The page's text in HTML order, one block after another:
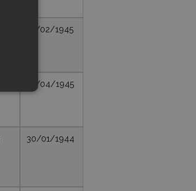
27/02/1945
10/04/1945
30/01/1944